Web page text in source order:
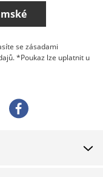
se zásadami
*Poukaz lze uplatnit u